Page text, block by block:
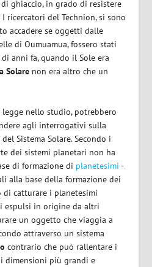
ghiaccio, in grado di resistere
ricercatori del Technion, si sono
accadere se oggetti dalle
di Oumuamua, fossero stati
anni fa, quando il Sole era
Solare non era altro che un
nello studio, potrebbero
agli interrogativi sulla
Sistema Solare. Secondo i
dei sistemi planetari non ha
di formazione di planetesimi -
alla base della formazione dei
di catturare i planetesimi
espulsi in origine da altri
un oggetto che viaggia a
attraverso un sistema
contrario che può rallentare i
dimensioni più grandi e